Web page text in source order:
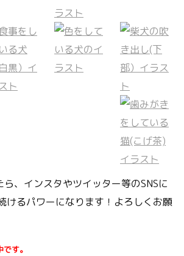
、インスタやツイッター等のSNSに
けるパワーになります！よろしくお願
す。